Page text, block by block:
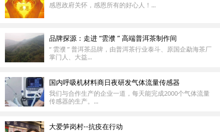
感恩政府关怀，感恩所有的好心人！...
品牌探源：走进 “雲濮 ” 高端普洱茶制作间
“ 雲濮 ” 普洱茶品牌，由普洱茶行业泰斗、原国企勐海茶厂
掌门人、大益...
国内呼吸机材料商日夜研发气体流量传感器
我们与合作生产的企业一道，每天能完成2000个气体流量
传感器的生产。...
大爱笋岗村--抗疫在行动